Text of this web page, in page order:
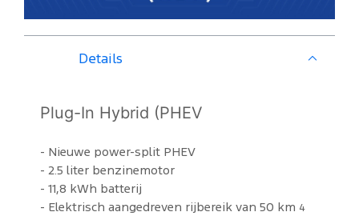
Details
Plug-In Hybrid (PHEV
- Nieuwe power-split PHEV
- 2.5 liter benzinemotor
- 11,8 kWh batterij
- Elektrisch aangedreven rijbereik van 50 km 4